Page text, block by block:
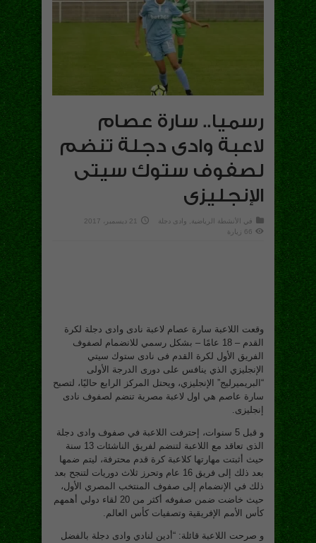
رسميا.. سارة عصام
لاعبة وادى دجلة تنضم
لصفوف ستوك سيتى
الإنجليزى
في الأنشطة الرياضية وادى دجلة
21 ديسمبر، 2017
66 زيارة
وقعت اللاعبة سارة عصام لاعبة نادى وادى دجلة لكرة
القدم – 18 عامًا – بشكل رسمي للانضمام لصفوف
الفريق الأول لكرة القدم فى نادى ستوك سيتي
الإنجليزي الذي ينافس على دورى الدرجة الأولى
“البريميرليج” الإنجليزي، ويحتل المركز الرابع حاليًا، لتصبح
سارة عاصم هي اول لاعبة مصرية تنضم لصفوف نادى
إنجليزى.
و قبل 5 سنوات، إحترفت اللاعبة في صفوف وادى دجلة
الذى تعاقد مع اللاعبة لتنضم لفريق الناشئات 13 سنة
حيث أثبتت مهارتها كلاعبة كرة قدم محترفة، ليتم ضمها
بعد ذلك إلى فريق 16 عام وتحرز ثلاث دوريات لتنجح بعد
ذلك في الإنضمام إلى صفوف المنتخب المصري الأول،
حيث خاضت ضمن صفوفه أكثر من 20 لقاء دولي أهمهم
كأس الأمم الإفريقية وتصفيات كأس العالم.
و صرحت اللاعبة قائلة: “أدين لنادي وادى دجلة بالفضل